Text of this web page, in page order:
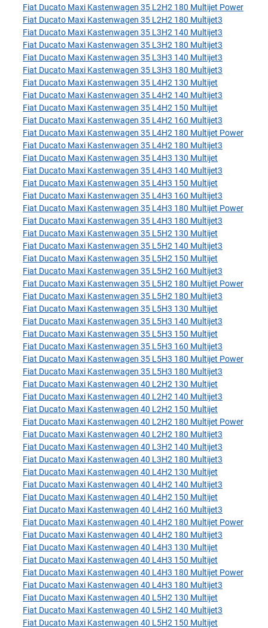
Fiat Ducato Maxi Kastenwagen 35 L2H2 180 Multijet Power
Fiat Ducato Maxi Kastenwagen 35 L2H2 180 Multijet3
Fiat Ducato Maxi Kastenwagen 35 L3H2 140 Multijet3
Fiat Ducato Maxi Kastenwagen 35 L3H2 180 Multijet3
Fiat Ducato Maxi Kastenwagen 35 L3H3 140 Multijet3
Fiat Ducato Maxi Kastenwagen 35 L3H3 180 Multijet3
Fiat Ducato Maxi Kastenwagen 35 L4H2 130 Multijet
Fiat Ducato Maxi Kastenwagen 35 L4H2 140 Multijet3
Fiat Ducato Maxi Kastenwagen 35 L4H2 150 Multijet
Fiat Ducato Maxi Kastenwagen 35 L4H2 160 Multijet3
Fiat Ducato Maxi Kastenwagen 35 L4H2 180 Multijet Power
Fiat Ducato Maxi Kastenwagen 35 L4H2 180 Multijet3
Fiat Ducato Maxi Kastenwagen 35 L4H3 130 Multijet
Fiat Ducato Maxi Kastenwagen 35 L4H3 140 Multijet3
Fiat Ducato Maxi Kastenwagen 35 L4H3 150 Multijet
Fiat Ducato Maxi Kastenwagen 35 L4H3 160 Multijet3
Fiat Ducato Maxi Kastenwagen 35 L4H3 180 Multijet Power
Fiat Ducato Maxi Kastenwagen 35 L4H3 180 Multijet3
Fiat Ducato Maxi Kastenwagen 35 L5H2 130 Multijet
Fiat Ducato Maxi Kastenwagen 35 L5H2 140 Multijet3
Fiat Ducato Maxi Kastenwagen 35 L5H2 150 Multijet
Fiat Ducato Maxi Kastenwagen 35 L5H2 160 Multijet3
Fiat Ducato Maxi Kastenwagen 35 L5H2 180 Multijet Power
Fiat Ducato Maxi Kastenwagen 35 L5H2 180 Multijet3
Fiat Ducato Maxi Kastenwagen 35 L5H3 130 Multijet
Fiat Ducato Maxi Kastenwagen 35 L5H3 140 Multijet3
Fiat Ducato Maxi Kastenwagen 35 L5H3 150 Multijet
Fiat Ducato Maxi Kastenwagen 35 L5H3 160 Multijet3
Fiat Ducato Maxi Kastenwagen 35 L5H3 180 Multijet Power
Fiat Ducato Maxi Kastenwagen 35 L5H3 180 Multijet3
Fiat Ducato Maxi Kastenwagen 40 L2H2 130 Multijet
Fiat Ducato Maxi Kastenwagen 40 L2H2 140 Multijet3
Fiat Ducato Maxi Kastenwagen 40 L2H2 150 Multijet
Fiat Ducato Maxi Kastenwagen 40 L2H2 180 Multijet Power
Fiat Ducato Maxi Kastenwagen 40 L2H2 180 Multijet3
Fiat Ducato Maxi Kastenwagen 40 L3H2 140 Multijet3
Fiat Ducato Maxi Kastenwagen 40 L3H2 180 Multijet3
Fiat Ducato Maxi Kastenwagen 40 L4H2 130 Multijet
Fiat Ducato Maxi Kastenwagen 40 L4H2 140 Multijet3
Fiat Ducato Maxi Kastenwagen 40 L4H2 150 Multijet
Fiat Ducato Maxi Kastenwagen 40 L4H2 160 Multijet3
Fiat Ducato Maxi Kastenwagen 40 L4H2 180 Multijet Power
Fiat Ducato Maxi Kastenwagen 40 L4H2 180 Multijet3
Fiat Ducato Maxi Kastenwagen 40 L4H3 130 Multijet
Fiat Ducato Maxi Kastenwagen 40 L4H3 150 Multijet
Fiat Ducato Maxi Kastenwagen 40 L4H3 180 Multijet Power
Fiat Ducato Maxi Kastenwagen 40 L4H3 180 Multijet3
Fiat Ducato Maxi Kastenwagen 40 L5H2 130 Multijet
Fiat Ducato Maxi Kastenwagen 40 L5H2 140 Multijet3
Fiat Ducato Maxi Kastenwagen 40 L5H2 150 Multijet